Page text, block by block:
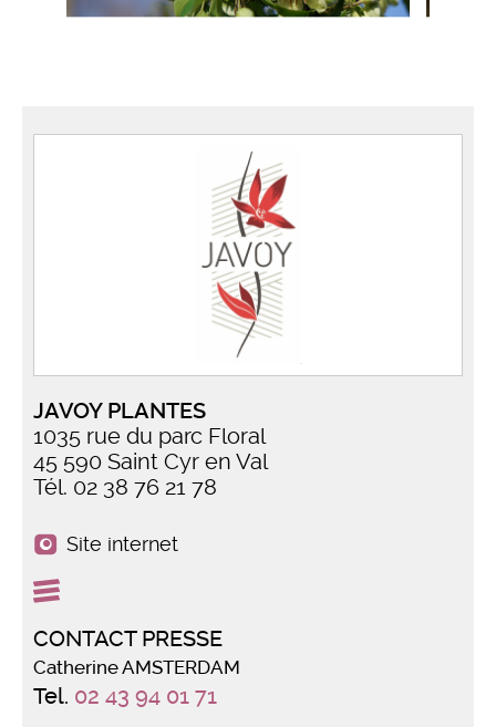
JAVOY PLANTES
1035 rue du parc Floral
45 590 Saint Cyr en Val
Tél. 02 38 76 21 78
Site internet
CONTACT PRESSE
Catherine AMSTERDAM
Tel. 02 43 94 01 71